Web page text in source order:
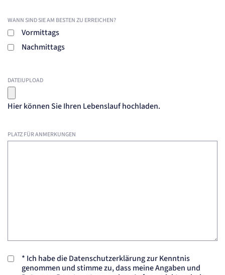
WANN SIND SIE AM BESTEN ZU ERREICHEN?
Vormittags
Nachmittags
DATEIUPLOAD
Hier können Sie Ihren Lebenslauf hochladen.
PLATZ FÜR ANMERKUNGEN
* Ich habe die Datenschutzerklärung zur Kenntnis
genommen und stimme zu, dass meine Angaben und